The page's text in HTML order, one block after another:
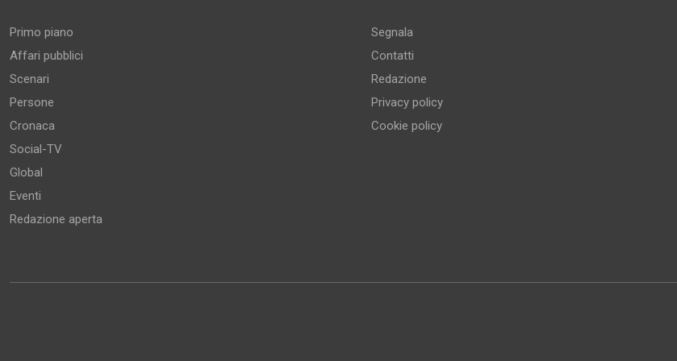
Primo piano
Affari pubblici
Scenari
Persone
Cronaca
Social-TV
Global
Eventi
Redazione aperta
Segnala
Contatti
Redazione
Privacy policy
Cookie policy